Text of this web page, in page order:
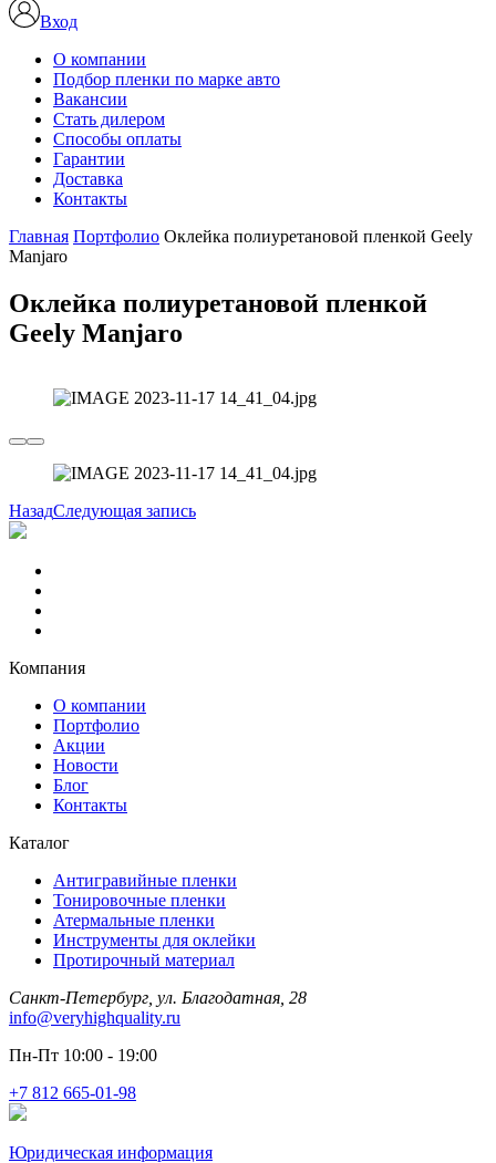
Вход
О компании
Подбор пленки по марке авто
Вакансии
Стать дилером
Способы оплаты
Гарантии
Доставка
Контакты
Главная Портфолио Оклейка полиуретановой пленкой Geely
Manjaro
Оклейка полиуретановой пленкой
Geely Manjaro
НазадСледующая запись
Компания
О компании
Портфолио
Акции
Новости
Блог
Контакты
Каталог
Антигравийные пленки
Тонировочные пленки
Атермальные пленки
Инструменты для оклейки
Протирочный материал
Санкт-Петербург, ул. Благодатная, 28
info@veryhighquality.ru
Пн-Пт 10:00 - 19:00
+7 812 665-01-98
Юридическая информация